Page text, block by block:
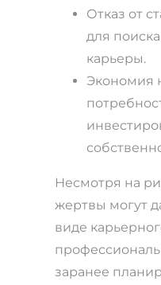
Отказ от
для
карьеры.
Экономия
Несмотря на
жертвы могут
виде
заранее